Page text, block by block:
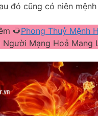
đó cũng có niên mệnh
🌻Phong Thuỷ Mệnh
Người Mạng Hoả Mang